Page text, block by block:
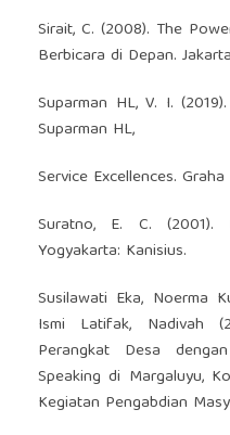
Sirait, C. (2008). The
Berbicara di Depan.
Suparman HL, V. I.
Suparman HL,
Service Excellences. Graha
Suratno, E. C. (2001).
Yogyakarta: Kanisius.
Susilawati Eka, Noerma
Ismi Latifak, Nadivah
Perangkat Desa
Speaking di Margaluyu,
Kegiatan Pengabdian